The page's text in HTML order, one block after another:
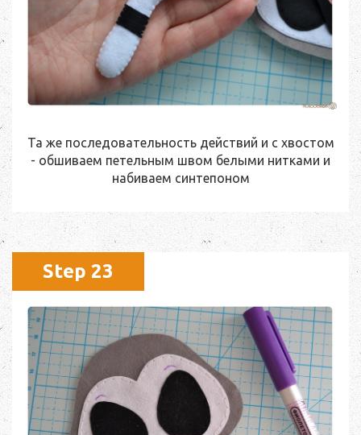
Та же последовательность действий и с хвостом
- обшиваем петельным швом белыми нитками и
набиваем синтепоном
Step 23